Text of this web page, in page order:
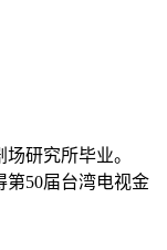
研究所毕业。
第50届台湾电视金